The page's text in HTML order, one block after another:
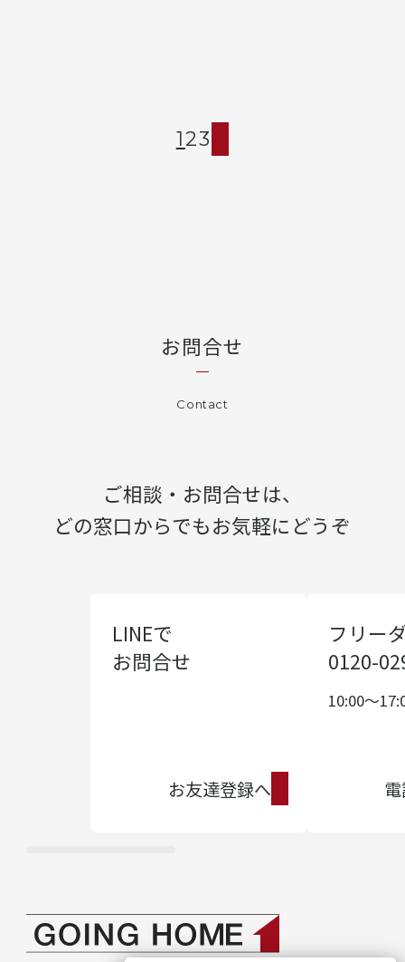
123
お問合せ
Contact
ご相談・お問合せは、
どの窓口からでもお気軽にどうぞ
LINEで
お問合せ
お友達登録へ
フリー
0120-
10:00〜